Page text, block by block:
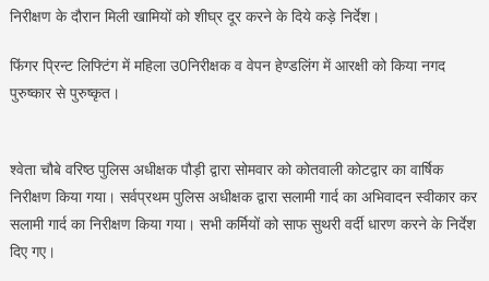
निरीक्षण के दौरान मिली खामियों को शीघ्र दूर करने के दिये कड़े निर्देश।
फिंगर प्रिन्ट लिफ्टिंग में महिला उ0निरीक्षक व वेपन हेण्डलिंग में आरक्षी को किया नगद
पुरुष्कार से पुरुष्कृत।
श्वेता चौबे वरिष्ठ पुलिस अधीक्षक पौड़ी द्वारा सोमवार को कोतवाली कोटद्वार का वार्षिक
निरीक्षण किया गया। सर्वप्रथम पुलिस अधीक्षक द्वारा सलामी गार्द का अभिवादन स्वीकार कर
सलामी गार्द का निरीक्षण किया गया। सभी कर्मियों को साफ सुथरी वर्दी धारण करने के निर्देश
दिए गए।